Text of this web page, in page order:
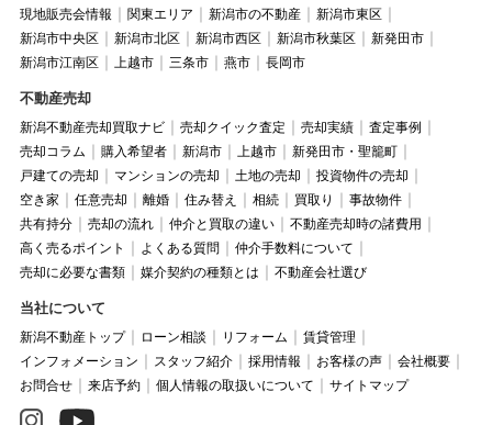
現地販売会情報
関東エリア 新潟市の不動産
新潟市東区
新潟市中央区
新潟市北区 新潟市西区 新潟市秋葉区
新発田市
新潟市江南区
上越市 三条市 燕市 長岡市
不動産売却
新潟不動産売却買取ナビ 売却クイック査定 売却実績
査定事例
売却コラム
購入希望者 新潟市 上越市
新発田市・聖籠町
戸建ての売却
マンションの売却 土地の売却
投資物件の売却
空き家
任意売却 離婚 住み替え 相続 買取り
事故物件
共有持分
売却の流れ 仲介と買取の違い
不動産売却時の諸費用
高く売るポイント
よくある質問
仲介手数料について
売却に必要な書類
媒介契約の種類とは 不動産会社選び
当社について
新潟不動産トップ ローン相談 リフォーム
賃貸管理
インフォメーション
スタッフ紹介 採用情報 お客様の声
会社概要
お問合せ
来店予約 個人情報の取扱いについて サイトマップ